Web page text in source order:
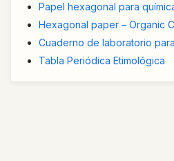
Papel hexagonal para
Hexagonal paper – Organic
Cuaderno de laboratorio
Tabla Periódica Etimológica